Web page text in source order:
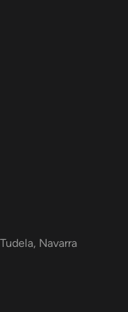
Tudela, Navarra